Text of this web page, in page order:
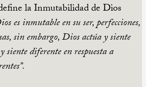
la Inmutabilidad de Dios
es inmutable en su ser, perfecciones,
sin embargo, Dios actúa y siente
siente diferente en respuesta a